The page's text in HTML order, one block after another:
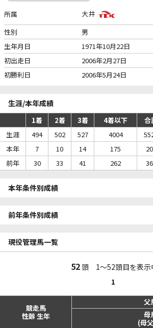
所属
大井
性別
男
生年月日
1971年10月22日
初出走日
2006年2月27日
初勝利日
2006年5月24日
生涯/本年成績
1着 2着 3着 4着以下 合
生涯
494 502 527 4004
本年
7 10 14 175
前年
30 33 41 262
本年条件別成績
前年条件別成績
現役管理馬一覧
52頭 1～52頭目を表示
1
競走馬
性齢 生年
父
母
(母